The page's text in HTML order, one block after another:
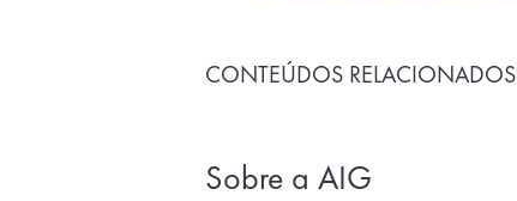
CONTEÚDOS RELACIONADOS
Sobre a AIG